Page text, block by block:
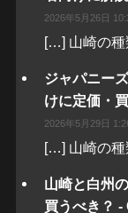
2026年5月26日
[…] 山崎の
ジャパニー
けに定価・
2026年5月29日
[…] 山崎の
山崎と白州
買うべき？